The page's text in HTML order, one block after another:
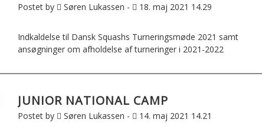
Postet by Søren Lukassen - 18. maj 2021 14.29
Indkaldelse til Dansk Squashs Turneringsmøde 2021 samt
ansøgninger om afholdelse af turneringer i 2021-2022
JUNIOR NATIONAL CAMP
Postet by Søren Lukassen - 14. maj 2021 14.21